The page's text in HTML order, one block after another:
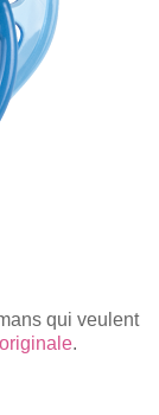
qui veulent
.